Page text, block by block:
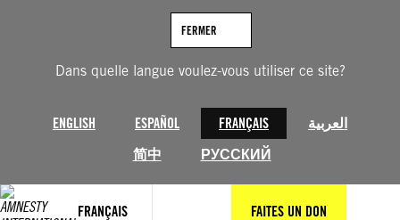
Dans quelle langue voulez-vous utiliser ce site?
ENGLISH ESPAÑOL FRANÇAIS
العربية
简中
РУССКИЙ
FERMER
FRANÇAIS FAITES UN DON